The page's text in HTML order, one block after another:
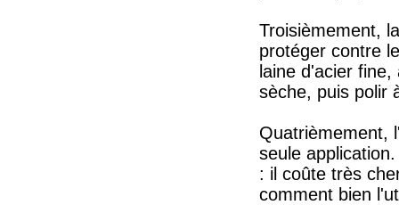
Troisièmement,
protéger contre
laine d'acier
sèche, puis polir
Quatrièmement,
seule
: il coûte très
comment bien